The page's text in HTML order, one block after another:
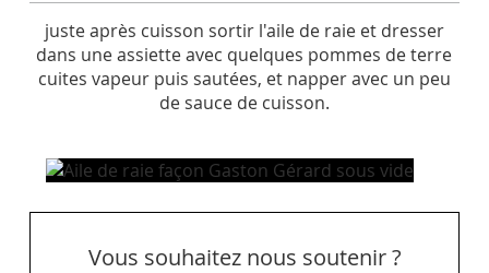
juste après cuisson sortir l'aile de raie et dresser
dans une assiette avec quelques pommes de terre
cuites vapeur puis sautées, et napper avec un peu
de sauce de cuisson.
Vous souhaitez nous soutenir ?